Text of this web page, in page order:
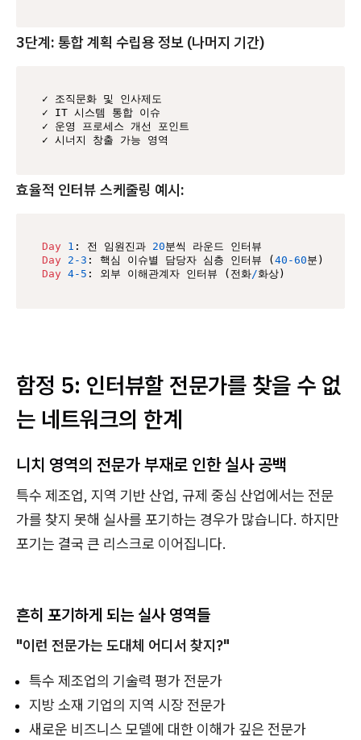
3단계: 통합 계획 수립용 정보 (나머지 기간)
✓ 조직문화 및 인사제도
✓ IT 시스템 통합 이슈
✓ 운영 프로세스 개선 포인트
✓ 시너지 창출 가능 영역
효율적 인터뷰 스케줄링 예시:
Day 1 : 전 임원진과 20
Day 2 -3 : 핵심 이슈별 담당자 심층 인터뷰 ( 40 -60
Day 4-5 : 외부 이해관계자 인터뷰 (전화/화상)
함정 5: 인터뷰할 전문가를 찾을 수 없
는 네트워크의 한계
니치 영역의 전문가 부재로 인한 실사 공백
특수 제조업, 지역 기반 산업, 규제 중심 산업에서는 전문
가를 찾지 못해 실사를 포기하는 경우가 많습니다. 하지만
포기는 결국 큰 리스크로 이어집니다.
흔히 포기하게 되는 실사 영역들
"이런 전문가는 도대체 어디서 찾지?"
특수 제조업의 기술력 평가 전문가
지방 소재 기업의 지역 시장 전문가
새로운 비즈니스 모델에 대한 이해가 깊은 전문가